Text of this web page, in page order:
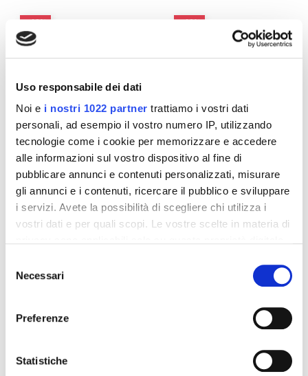
Uso responsabile dei dati
Noi e i nostri 1022 partner trattiamo i vostri dati
personali, ad esempio il vostro numero IP, utilizzando
tecnologie come i cookie per memorizzare e accedere
alle informazioni sul vostro dispositivo al fine di
pubblicare annunci e contenuti personalizzati, misurare
gli annunci e i contenuti, ricercare il pubblico e sviluppare
i servizi. Avete la possibilità di scegliere chi utilizza i
vostri dati e per quali scopi. Le vostre scelte in materia di
modificare o revocare il proprio consenso in qualsiasi
momento dalla Dichiarazione sui cookie o facendo clic
raccogliere informazioni sulla tua posizione
delNecessari
Preferenze
Statistiche
Integratori per dimagrire
Amin 21 K al cacao - 21
bustine
Aggiungi al
-42%
Integratori per dimagrire
-42%